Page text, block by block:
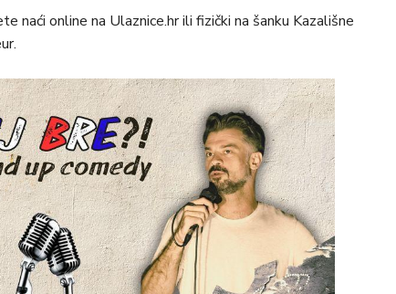
naći online na Ulaznice.hr ili fizički na šanku Kazališne